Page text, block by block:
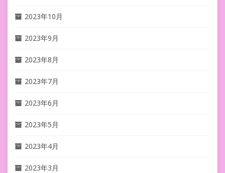
2023年10月
2023年9月
2023年8月
2023年7月
2023年6月
2023年5月
2023年4月
2023年3月